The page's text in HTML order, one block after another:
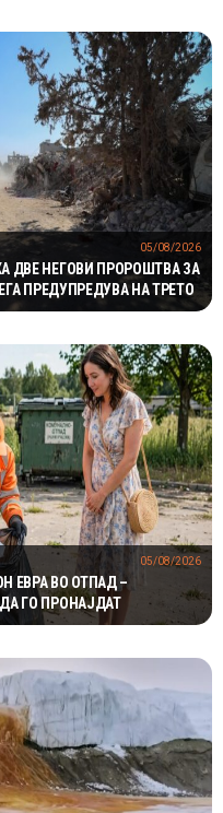
ДВЕ НЕГОВИ ПРОРОШТВА ЗА
ПРЕДУПРЕДУВА НА ТРЕТО
05/08/2026
ЕВРА ВО ОТПАД –
ГО ПРОНАЈДАТ
05/08/2026